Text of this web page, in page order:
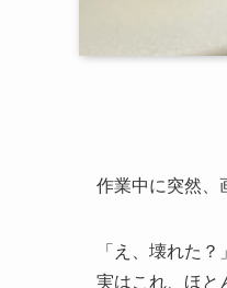
作業中に突然、
「え、壊れた
実はこれ、ほと